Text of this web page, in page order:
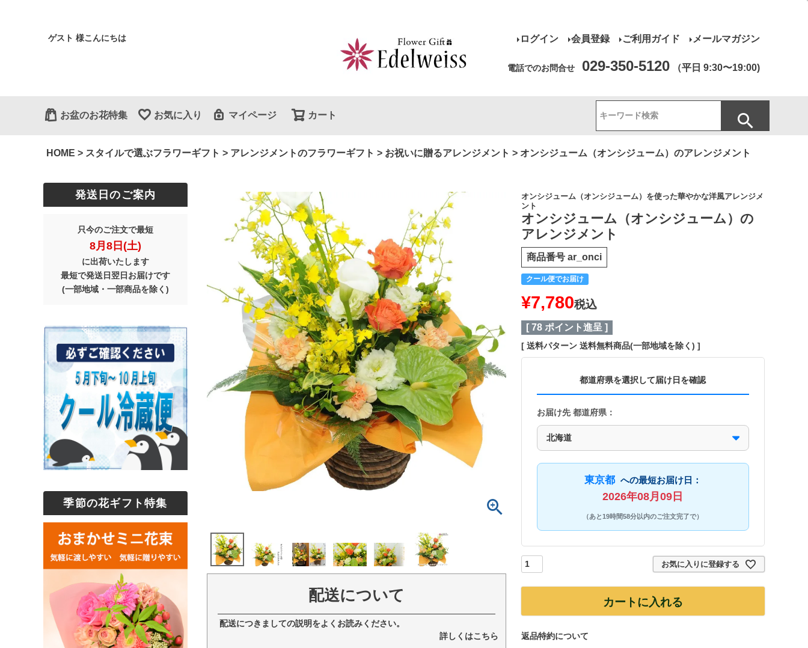
ゲスト 様こんにちは ログイン 会員登録 ご利用ガイド メールマガジン
電話でのお問合せ 029-350-5120 （平日 9:30〜19:00)
お盆のお花特集 お気に入り マイページ カート
HOME スタイルで選ぶフラワーギフト アレンジメントのフラワーギフト お祝いに贈るアレンジメント オンシジューム（オンシジューム）のアレンジメント
発送日のご案内
只今のご注文で最短
8月8日(土)
に出荷いたします
最短で発送日翌日お届けです
(一部地域・一部商品を除く)
季節の花ギフト特集
配送について
配送につきましての説明をよくお読みください。
詳しくはこちら
オンシジューム（オンシジューム）を使った華やかな洋風アレンジメ
ント
オンシジューム（オンシジューム）の
アレンジメント
商品番号 ar_onci
クール便でお届け
¥7,780税込
[ 78 ポイント進呈 ]
送料パターン 送料無料商品(一部地域を除く)
都道府県を選択して届け日を確認
お届け先 都道府県：
東京都 への最短お届け日：
2026年08月09日
（あと19時間58分以内のご注文完了で）
お気に入りに登録する
カートに入れる
返品特約について